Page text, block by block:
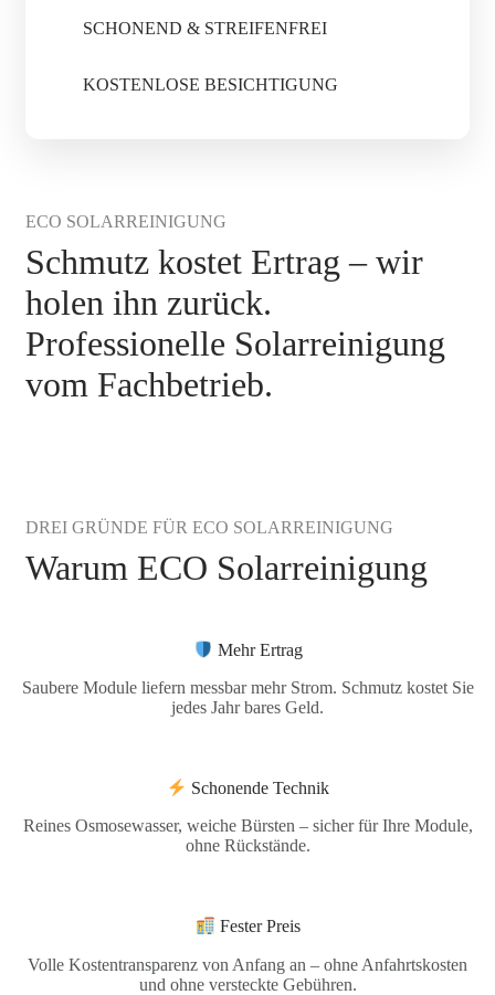
SCHONEND & STREIFENFREI
KOSTENLOSE BESICHTIGUNG
ECO SOLARREINIGUNG
Schmutz kostet Ertrag – wir
holen ihn zurück.
Professionelle Solarreinigung
vom Fachbetrieb.
DREI GRÜNDE FÜR ECO SOLARREINIGUNG
Warum ECO Solarreinigung
Mehr Ertrag
Saubere Module liefern messbar mehr Strom. Schmutz kostet Sie
jedes Jahr bares Geld.
Schonende Technik
Reines Osmosewasser, weiche Bürsten – sicher für Ihre Module,
ohne Rückstände.
Fester Preis
Volle Kostentransparenz von Anfang an – ohne Anfahrtskosten
und ohne versteckte Gebühren.